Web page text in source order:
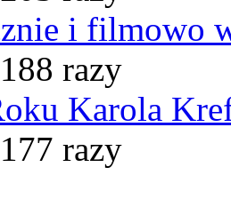
i filmowo
razy
Karola
razy